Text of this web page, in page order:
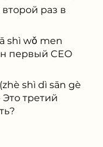
раз в
shì wǒ men
первый CEO
shì dì sān gè
третий